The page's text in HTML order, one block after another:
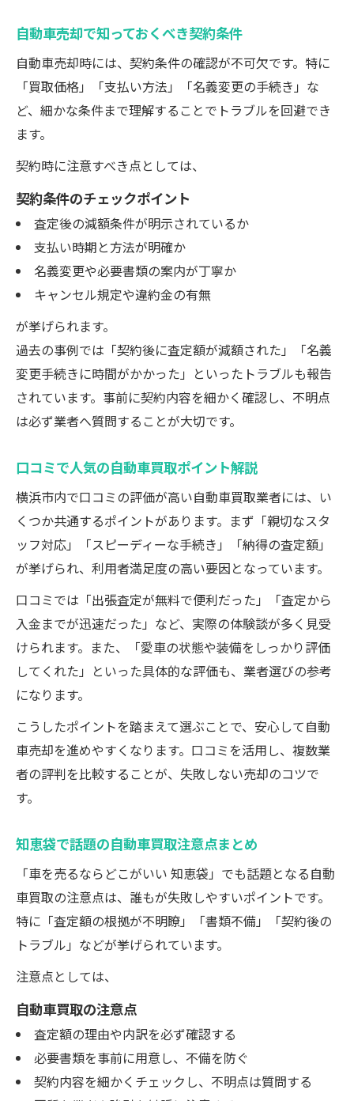
自動車売却で知っておくべき契約条件
自動車売却時には、契約条件の確認が不可欠です。特に
「買取価格」「支払い方法」「名義変更の手続き」な
ど、細かな条件まで理解することでトラブルを回避でき
ます。
契約時に注意すべき点としては、
契約条件のチェックポイント
査定後の減額条件が明示されているか
支払い時期と方法が明確か
名義変更や必要書類の案内が丁寧か
キャンセル規定や違約金の有無
が挙げられます。
過去の事例では「契約後に査定額が減額された」「名義
変更手続きに時間がかかった」といったトラブルも報告
されています。事前に契約内容を細かく確認し、不明点
は必ず業者へ質問することが大切です。
口コミで人気の自動車買取ポイント解説
横浜市内で口コミの評価が高い自動車買取業者には、い
くつか共通するポイントがあります。まず「親切なスタ
ッフ対応」「スピーディーな手続き」「納得の査定額」
が挙げられ、利用者満足度の高い要因となっています。
口コミでは「出張査定が無料で便利だった」「査定から
入金までが迅速だった」など、実際の体験談が多く見受
けられます。また、「愛車の状態や装備をしっかり評価
してくれた」といった具体的な評価も、業者選びの参考
になります。
こうしたポイントを踏まえて選ぶことで、安心して自動
車売却を進めやすくなります。口コミを活用し、複数業
者の評判を比較することが、失敗しない売却のコツで
す。
知恵袋で話題の自動車買取注意点まとめ
「車を売るならどこがいい 知恵袋」でも話題となる自動
車買取の注意点は、誰もが失敗しやすいポイントです。
特に「査定額の根拠が不明瞭」「書類不備」「契約後の
トラブル」などが挙げられています。
注意点としては、
自動車買取の注意点
査定額の理由や内訳を必ず確認する
必要書類を事前に用意し、不備を防ぐ
契約内容を細かくチェックし、不明点は質問する